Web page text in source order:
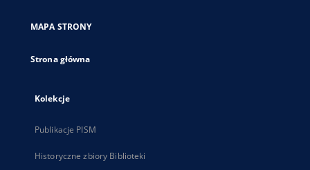
karcie
MAPA STRONY
Strona główna
Kolekcje
Publikacje PISM
Historyczne zbiory Biblioteki